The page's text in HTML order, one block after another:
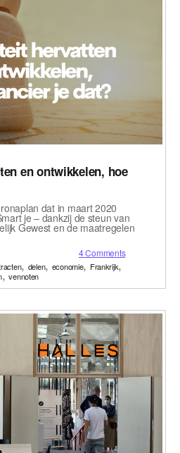
en ontwikkelen, hoe
dat in maart 2020
je – dankzij de steun van
Gewest en de maatregelen
4 Comments
, delen, economie, Frankrijk,
,vennoten